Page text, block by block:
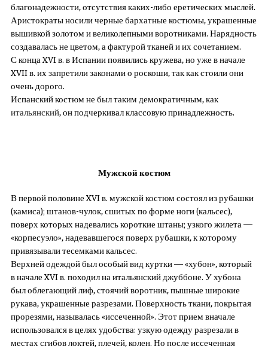
благонадежности, отсутствия каких-либо еретических мыслей.
Аристократы носили черные бархатные костюмы, украшенные
вышивкой золотом и великолепными воротниками. Нарядность
создавалась не цветом, а фактурой тканей и их сочетанием.
С конца XVI в. в Испании появились кружева, но уже в начале
XVII в. их запретили законами о роскоши, так как стоили они
очень дорого.
Испанский костюм не был таким демократичным, как
итальянский, он подчеркивал классовую принадлежность.
Мужской костюм
В первой половине XVI в. мужской костюм состоял из рубашки
(камиса); штанов-чулок, сшитых по форме ноги (кальсес),
поверх которых надевались короткие штаны; узкого жилета —
«корпесуэло», надевавшегося поверх рубашки, к которому
привязывали тесемками кальсес.
Верхней одеждой был особый вид куртки — «хубон», который
в начале XVI в. походил на итальянский джуббоне. У хубона
был облегающий лиф, стоячий воротник, пышные широкие
рукава, украшенные разрезами. Поверхность ткани, покрытая
прорезями, называлась «иссеченной». Этот прием вначале
использовался в целях удобства: узкую одежду разрезали в
местах сгибов локтей, плечей, колен. Но после иссеченная